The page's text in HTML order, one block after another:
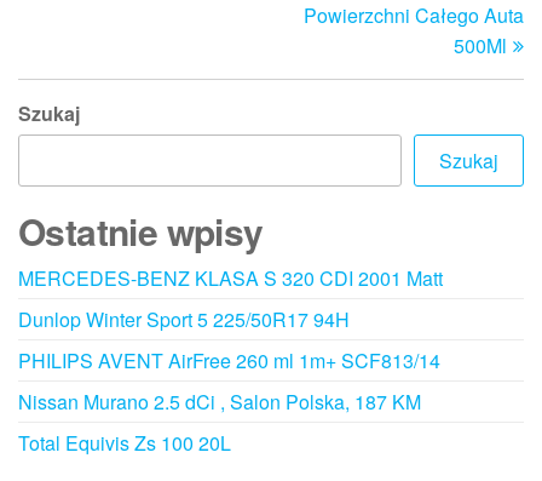
Powierzchni Całego Auta
500Ml
Szukaj
Szukaj
Ostatnie wpisy
MERCEDES-BENZ KLASA S 320 CDI 2001 Matt
Dunlop Winter Sport 5 225/50R17 94H
PHILIPS AVENT AirFree 260 ml 1m+ SCF813/14
Nissan Murano 2.5 dCi , Salon Polska, 187 KM
Total Equivis Zs 100 20L